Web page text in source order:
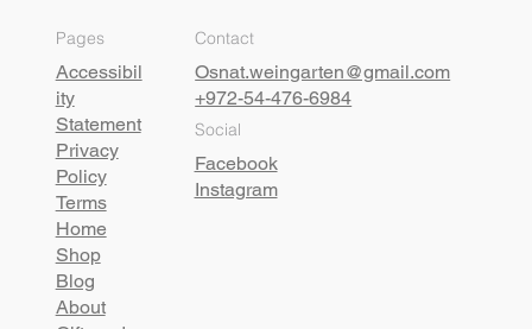
Pages
Accessibil
ity
Statement
Privacy
Policy
Terms
Home
Shop
Blog
About
Contact
Osnat.weingarten@gmail.com
+972-54-476-6984
Social
Facebook
Instagram